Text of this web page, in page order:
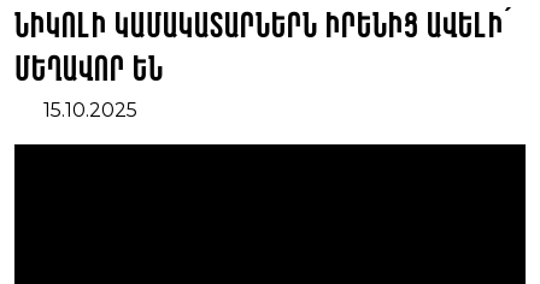
Նիկոլի կամակատարներն իրենից ավելի՛
մեղավոր են
15.10.2025